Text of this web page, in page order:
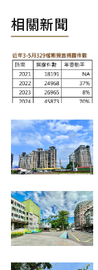
相關新聞